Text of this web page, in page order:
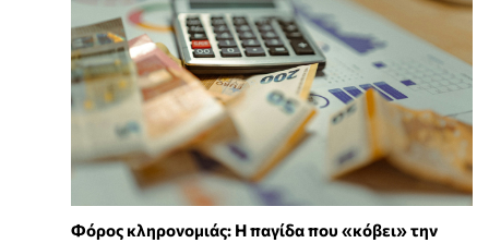
Φόρος κληρονομιάς: Η παγίδα που «κόβει» την